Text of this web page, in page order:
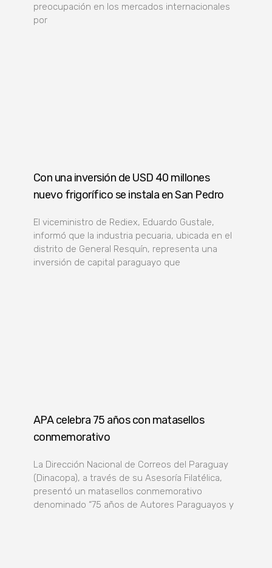
preocupación en los mercados internacionales
por
Con una inversión de USD 40 millones
nuevo frigorífico se instala en San Pedro
El viceministro de Rediex, Eduardo Gustale,
informó que la industria pecuaria, ubicada en el
distrito de General Resquín, representa una
inversión de capital paraguayo que
APA celebra 75 años con matasellos
conmemorativo
La Dirección Nacional de Correos del Paraguay
(Dinacopa), a través de su Asesoría Filatélica,
presentó un matasellos conmemorativo
denominado “75 años de Autores Paraguayos y